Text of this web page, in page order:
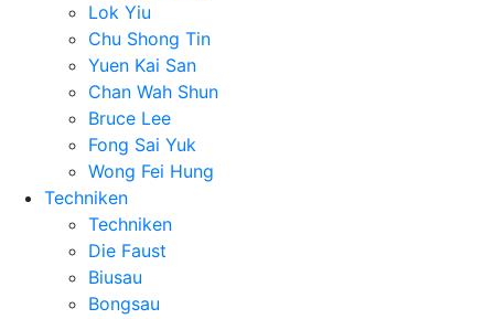
Lok Yiu
Chu Shong Tin
Yuen Kai San
Chan Wah Shun
Bruce Lee
Fong Sai Yuk
Wong Fei Hung
Techniken
Techniken
Die Faust
Biusau
Bongsau